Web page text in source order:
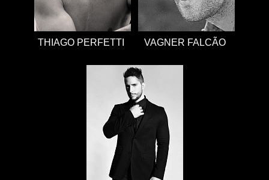
THIAGO PERFETTI VAGNER FALCÃO